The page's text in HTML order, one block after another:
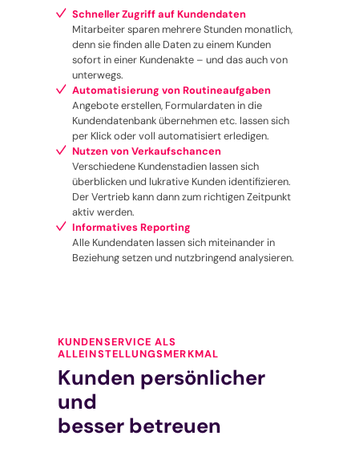
Schneller Zugriff auf Kundendaten
Mitarbeiter sparen mehrere Stunden monatlich,
denn sie finden alle Daten zu einem Kunden
sofort in einer Kundenakte – und das auch von
unterwegs.
Automatisierung von Routineaufgaben
Angebote erstellen, Formulardaten in die
Kundendatenbank übernehmen etc. lassen sich
per Klick oder voll automatisiert erledigen.
Nutzen von Verkaufschancen
Verschiedene Kundenstadien lassen sich
überblicken und lukrative Kunden identifizieren.
Der Vertrieb kann dann zum richtigen Zeitpunkt
aktiv werden.
Informatives Reporting
Alle Kundendaten lassen sich miteinander in
Beziehung setzen und nutzbringend analysieren.
KUNDENSERVICE ALS
ALLEINSTELLUNGSMERKMAL
Kunden persönlicher
und
besser betreuen